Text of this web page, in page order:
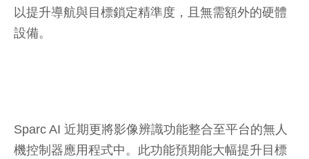
以提升導航與目標鎖定精準度，且無需額外的硬體
設備。
Sparc AI 近期更將影像辨識功能整合至平台的無人
機控制器應用程式中。此功能預期能大幅提升目標